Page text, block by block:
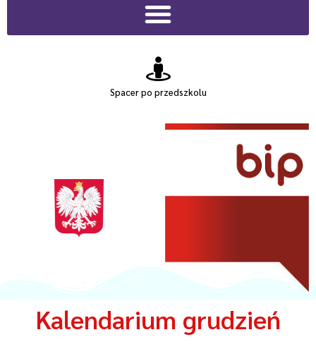
Spacer po przedszkolu
Kalendarium grudzień